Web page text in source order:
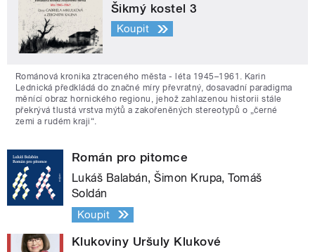
Šikmý kostel 3
Koupit
Románová kronika ztraceného města - léta 1945–1961. Karin
Lednická předkládá do značné míry převratný, dosavadní paradigma
měnící obraz hornického regionu, jehož zahlazenou historii stále
překrývá tlustá vrstva mýtů a zakořeněných stereotypů o „černé
zemi a rudém kraji“.
Román pro pitomce
Lukáš Balabán, Šimon Krupa, Tomáš
Soldán
Koupit
Klukoviny Uršuly Klukové